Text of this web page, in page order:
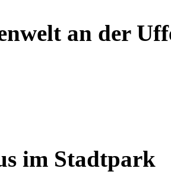
an der
im Stadtpark